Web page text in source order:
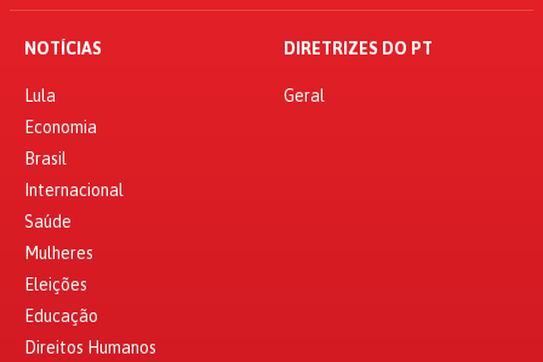
NOTÍCIAS
Lula
Economia
Brasil
Internacional
Saúde
Mulheres
Eleições
Educação
Direitos Humanos
DIRETRIZES DO PT
Geral